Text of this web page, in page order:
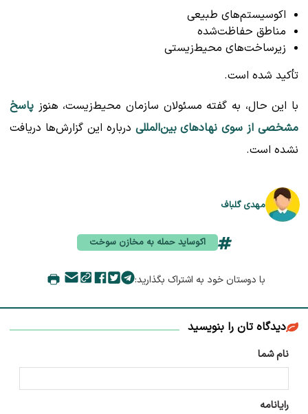
اکوسیستم‌های طبیعی
مناطق حفاظت‌شده
زیرساخت‌های محیط‌زیستی
تأکید شده است.
با این حال، به گفته مسئولان سازمان محیط‌زیست، هنوز پاسخ
مشخصی از سوی نهادهای بین‌المللی درباره این گزارش‌ها دریافت
نشده است.
مهدی گلباف
اکوساید حمله به مخازن سوخت
با دوستان خود به اشتراک بگذارید:
دیدگاه تان را بنویسید
نام شما
رایانامه